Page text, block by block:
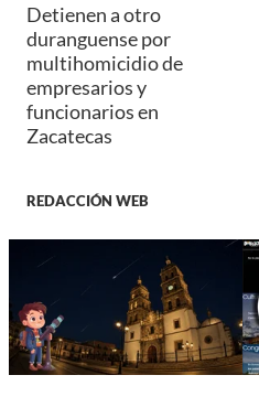
Detienen a otro
duranguense por
multihomicidio de
empresarios y
funcionarios en
Zacatecas
REDACCIÓN WEB